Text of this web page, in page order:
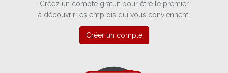
Créez un compte gratuit pour être le premier
à découvrir les emplois qui vous conviennent!
Créer un compte